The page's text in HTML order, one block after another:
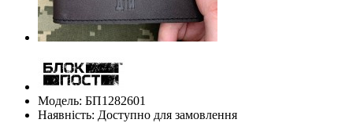
Модель: БП1282601
Наявність: Доступно для замовлення